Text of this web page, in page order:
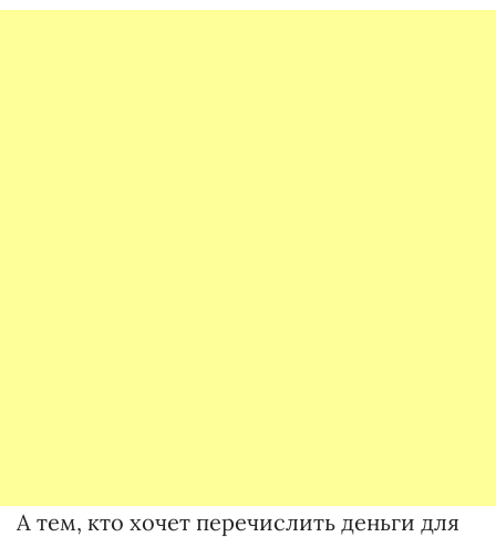
А тем, кто хочет перечислить деньги для